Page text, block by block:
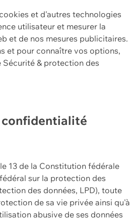
et d'autres technologies
utilisateur et mesurer la
et de nos mesures publicitaires.
et pour connaître vos options,
Sécurité & protection des
confidentialité
13 de la Constitution fédérale
sur la protection des
des données, LPD), toute
de sa vie privée ainsi qu'à
abusive de ses données